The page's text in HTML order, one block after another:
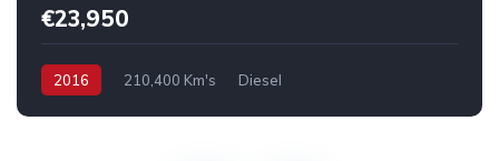
€23,950
2016 210,400 Km's Diesel